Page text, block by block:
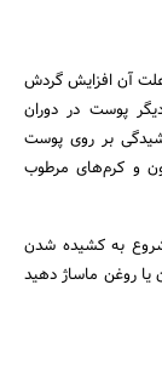
علت آن افزایش گردش
پوست در دوران
بر روی پوست
و کرم‌های مرطوب
به کشیده شدن
روغن ماساژ دهید